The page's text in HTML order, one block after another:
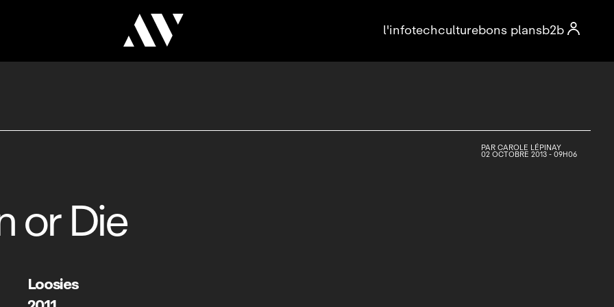

l'infotechculturebons plansb2b
PARCAROLE LÉPINAY
02 OCTOBRE 2013 - 09H06
or Die
Loosies